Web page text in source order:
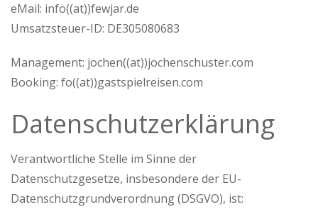
eMail: info((at))fewjar.de
Umsatzsteuer-ID: DE305080683
Management: jochen((at))jochenschuster.com
Booking: fo((at))gastspielreisen.com
Datenschutzerklärung
Verantwortliche Stelle im Sinne der
Datenschutzgesetze, insbesondere der EU-
Datenschutzgrundverordnung (DSGVO), ist: